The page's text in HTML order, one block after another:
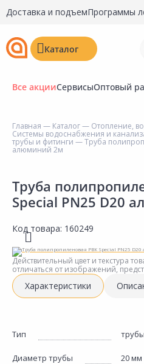
Доставка и подъемПрограммы
Каталог
Войти
Перейти к
товары
Все акцииСервисыОптовый
Главная — Каталог— Отопление,
Системы водоснабжения и
трубы и фитинги — Труба
алюминий 2м
Труба
Special PN25 D20
Код товара: 160249
Действительный цвет и текстура
отличаться от изображений,
Характеристики
Тип трубы
Диаметр трубы 20 мм